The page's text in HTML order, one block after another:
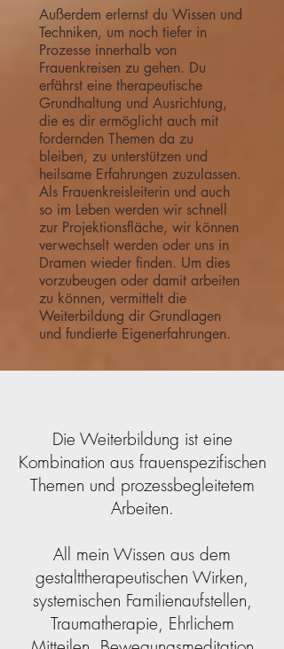
Außerdem erlernst du Wissen und
Techniken, um noch tiefer in
Prozesse innerhalb von
Frauenkreisen zu gehen. Du
erfährst eine therapeutische
Grundhaltung und Ausrichtung,
die es dir ermöglicht auch mit
fordernden Themen da zu
bleiben, zu unterstützen und
heilsame Erfahrungen zuzulassen.
Als Frauenkreisleiterin und auch
so im Leben werden wir schnell
zur Projektionsfläche, wir können
verwechselt werden oder uns in
Dramen wieder finden. Um dies
vorzubeugen oder damit arbeiten
zu können, vermittelt die
Weiterbildung dir Grundlagen
und fundierte Eigenerfahrungen.
Die Weiterbildung ist eine
Kombination aus frauenspezifischen
Themen und prozessbegleitetem
Arbeiten.
All mein Wissen aus dem
gestalttherapeutischen Wirken,
systemischen Familienaufstellen,
Traumatherapie, Ehrlichem